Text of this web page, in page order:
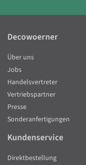
Decowoerner
Über uns
Jobs
Handelsvertreter
Vertriebspartner
Presse
Sonderanfertigungen
Kundenservice
Direktbestellung